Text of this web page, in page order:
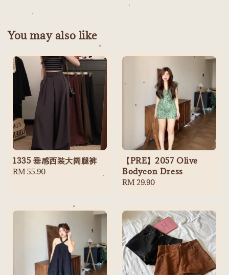
You may also like
1335 垂感西装大阔腿裤
Regular
RM 55.90
【PRE】2057 Olive
Bodycon Dress
Regular
RM 29.90